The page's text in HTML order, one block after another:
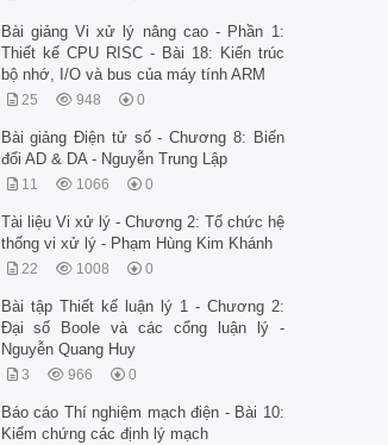
Bài giảng Vi xử lý nâng cao - Phần 1:
Thiết kế CPU RISC - Bài 18: Kiến trúc
bộ nhớ, I/O và bus của máy tính ARM
25 948 0
Bài giảng Điện tử số - Chương 8: Biến
đổi AD & DA - Nguyễn Trung Lập
11 1066 0
Tài liệu Vi xử lý - Chương 2: Tổ chức hệ
thống vi xử lý - Phạm Hùng Kim Khánh
22 1008 0
Bài tập Thiết kế luận lý 1 - Chương 2:
Đại số Boole và các cổng luận lý -
Nguyễn Quang Huy
3 966 0
Báo cáo Thí nghiệm mạch điện - Bài 10:
Kiểm chứng các định lý mạch